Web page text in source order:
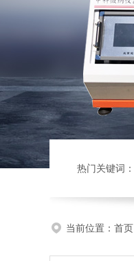
热门关键词：
当前位置： 首页